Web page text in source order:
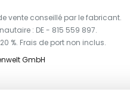
vente conseillé par le fabricant.
: DE - 815 559 897.
%. Frais de port non inclus.
GmbH